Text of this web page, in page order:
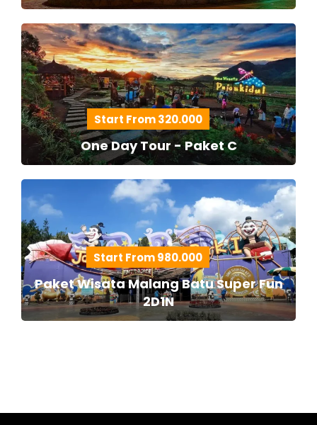
Start From 320.000
One Day Tour - Paket C
Start From 980.000
Paket Wisata Malang Batu Super Fun
2D1N